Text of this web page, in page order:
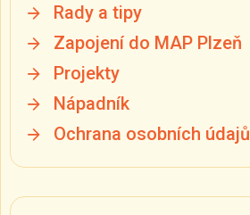
Rady a tipy
Zapojení do MAP Plzeň
Projekty
Nápadník
Ochrana osobních údajů